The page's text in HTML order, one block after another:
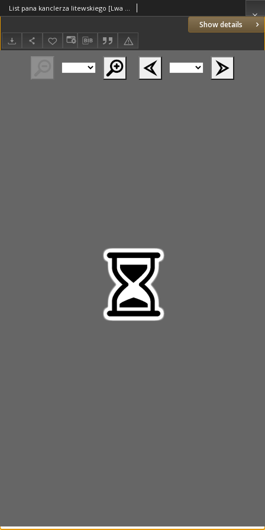
Show details
List pana kanclerza litewskiego [Lwa Sapiehy] do pisarza [Macieja] Wojny litewskiego, Słonim 31.03.1602